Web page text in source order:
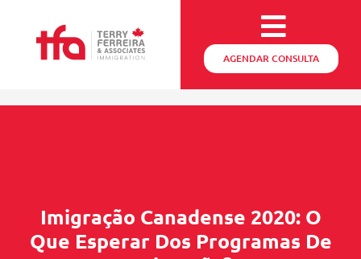
AGENDAR CONSULTA
Imigração Canadense 2020: O
Que Esperar Dos Programas De